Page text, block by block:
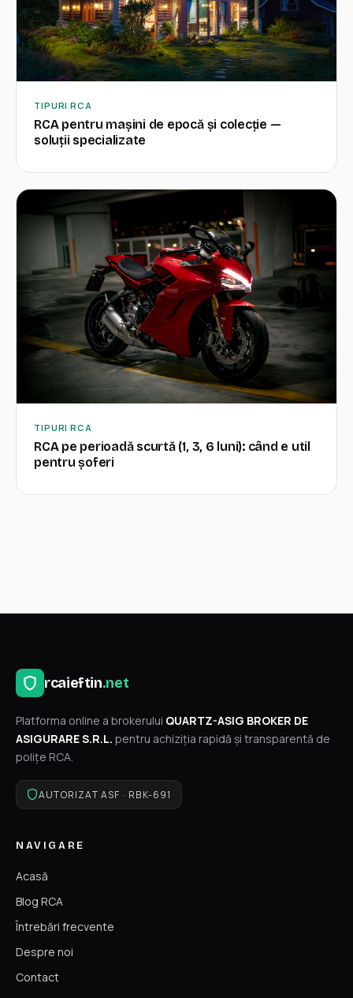
TIPURI RCA
RCA pentru mașini de epocă și colecție —
soluții specializate
TIPURI RCA
RCA pe perioadă scurtă (1, 3, 6 luni): când e util
pentru șoferi
rcaieftin.net
Platforma online a brokerului QUARTZ-ASIG BROKER DE
ASIGURARE S.R.L. pentru achiziția rapidă și transparentă de
polițe RCA.
AUTORIZAT ASF · RBK-691
NAVIGARE
Acasă
Blog RCA
Întrebări frecvente
Despre noi
Contact